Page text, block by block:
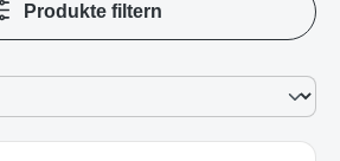
Produkte filtern